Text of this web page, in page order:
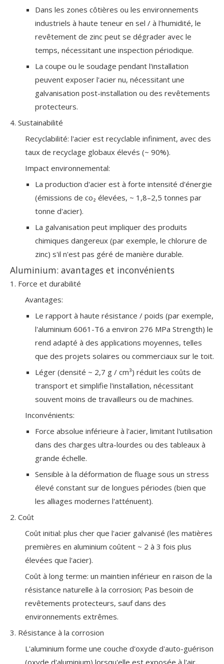
Dans les zones côtières ou les environnements
industriels à haute teneur en sel / à l'humidité, le
revêtement de zinc peut se dégrader avec le
temps, nécessitant une inspection périodique.
La coupe ou le soudage pendant l'installation
peuvent exposer l'acier nu, nécessitant une
galvanisation post-installation ou des revêtements
protecteurs.
4. Sustainabilité
Recyclabilité: l'acier est recyclable infiniment, avec des
taux de recyclage globaux élevés (~ 90%).
Impact environnemental:
La production d'acier est à forte intensité d'énergie
(émissions de co₂ élevées, ~ 1,8–2,5 tonnes par
tonne d'acier).
La galvanisation peut impliquer des produits
chimiques dangereux (par exemple, le chlorure de
zinc) s'il n'est pas géré de manière durable.
Aluminium: avantages et inconvénients
1. Force et durabilité
Avantages:
Le rapport à haute résistance / poids (par exemple,
l'aluminium 6061-T6 a environ 276 MPa Strength) le
rend adapté à des applications moyennes, telles
que des projets solaires ou commerciaux sur le toit.
Léger (densité ~ 2,7 g / cm³) réduit les coûts de
transport et simplifie l'installation, nécessitant
souvent moins de travailleurs ou de machines.
Inconvénients:
Force absolue inférieure à l'acier, limitant l'utilisation
dans des charges ultra-lourdes ou des tableaux à
grande échelle.
Sensible à la déformation de fluage sous un stress
élevé constant sur de longues périodes (bien que
les alliages modernes l'atténuent).
2. Coût
Coût initial: plus cher que l'acier galvanisé (les matières
premières en aluminium coûtent ~ 2 à 3 fois plus
élevées que l'acier).
Coût à long terme: un maintien inférieur en raison de la
résistance naturelle à la corrosion; Pas besoin de
revêtements protecteurs, sauf dans des
environnements extrêmes.
3. Résistance à la corrosion
L'aluminium forme une couche d'oxyde d'auto-guérison